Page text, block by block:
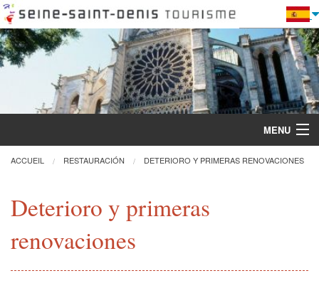
MENU
Descubra la Basílica
Visitas y actividades
Práctica
ACCUEIL RESTAURACIÓN DETERIORO Y PRIMERAS RENOVACIONES
Deterioro y primeras
renovaciones